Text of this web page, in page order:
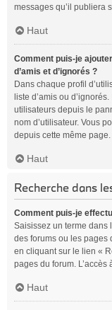
messages qu’il publiera
Haut
Comment puis-je
d’amis et d’ignorés ?
Dans chaque profil
liste d’amis ou
utilisateurs depuis le
nom d’utilisateur. Vous
depuis cette même page.
Haut
Recherche dans
Comment puis-je
Saisissez un terme dans
des forums ou les pages
en cliquant sur le lien «
pages du forum.
Haut